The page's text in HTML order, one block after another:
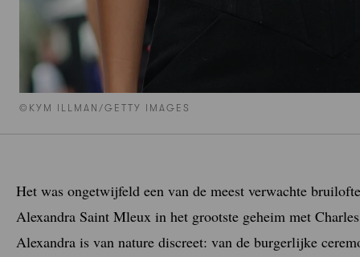
©KYM ILLMAN/GETTY IMAGES
Het was ongetwijfeld een van de meest verwachte
Alexandra Saint Mleux in het grootste geheim met
Alexandra is van nature discreet: van de burgerlijke